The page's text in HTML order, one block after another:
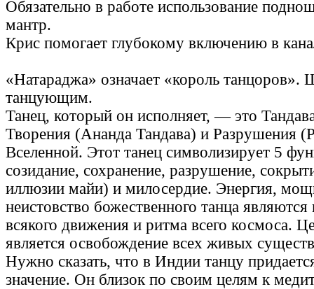
Обязательно в работе использование
мантр.
Крис помогает глубокому включению в
«Натараджа» означает «король танцоров».
танцующим.
Танец, который он исполняет, — это
Творения (Ананда Тандава) и Разрушения
Вселенной. Этот танец символизирует 5
созидание, сохранение, разрушение,
иллюзии майи) и милосердие. Энергия,
неистовство божественного танца
всякого движения и ритма всего космоса.
является освобождение всех живых
Нужно сказать, что в Индии танцу
значение. Он близок по своим целям к